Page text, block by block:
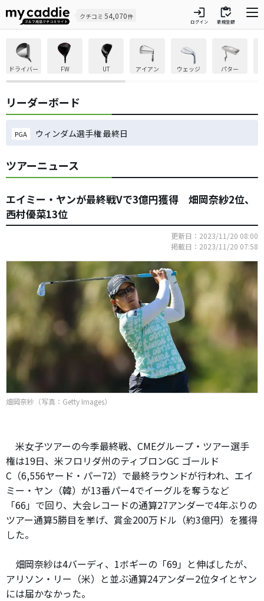
クチコミ 54,070件 login
ログイン
inventory
新規登録
ドライバー FW UT アイアン ウェッジ パター
リーダーボード
PGA ウィンダム選手権 最終日
ツアーニュース
エイミー・ヤンが最終戦Vで3億円獲得 畑岡奈紗2位、
西村優菜13位
更新日：2023/11/20 08:00
掲載日：2023/11/20 07:58
畑岡奈紗（写真：Getty Images）
米女子ツアーの今季最終戦、CMEグループ・ツアー選手
権は19日、米フロリダ州のティブロンGC ゴールド
C（6,556ヤード・パー72）で最終ラウンドが行われ、エイ
ミー・ヤン（韓）が13番パー4でイーグルを奪うなど
「66」で回り、大会レコードの通算27アンダーで4年ぶりの
ツアー通算5勝目を挙げ、賞金200万ドル（約3億円）を獲得
した。
畑岡奈紗は4バーディ、1ボギーの「69」と伸ばしたが、
アリソン・リー（米）と並ぶ通算24アンダー2位タイとヤン
には届かなかった。